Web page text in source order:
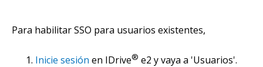
Para habilitar SSO para usuarios existentes,
Inicie sesión en IDrive® e2 y vaya a 'Usuarios'.